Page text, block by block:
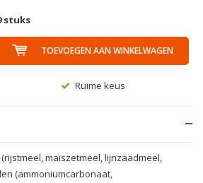
stuks
TOEVOEGEN AAN WINKELWAGEN
maïszetmeel, lijnzaadmeel,
(ammoniumcarbonaat,